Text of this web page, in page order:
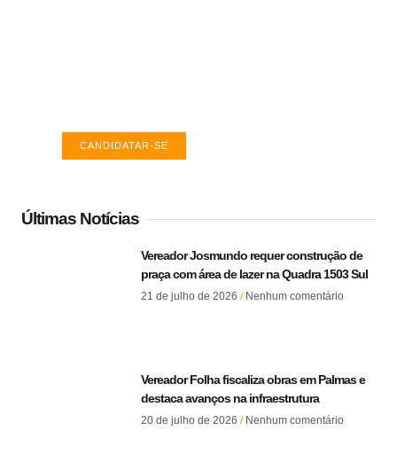
CANDIDATAR-SE
Últimas Notícias
Vereador Josmundo requer construção de
praça com área de lazer na Quadra 1503 Sul
21 de julho de 2026 Nenhum comentário
Vereador Folha fiscaliza obras em Palmas e
destaca avanços na infraestrutura
20 de julho de 2026 Nenhum comentário